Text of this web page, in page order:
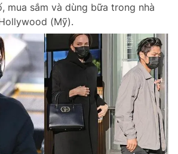
mua sắm và dùng bữa trong nhà
(Mỹ).